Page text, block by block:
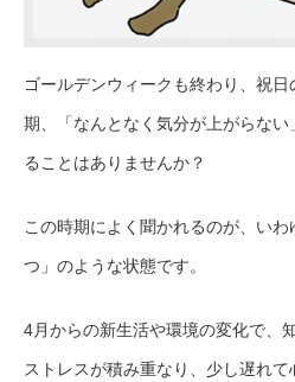
ゴールデンウィークも終わり、祝
期、「なんとなく気分が上がらな
ることはありませんか？
この時期によく聞かれるのが、い
つ」のような状態です。
4月からの新生活や環境の変化で、
ストレスが積み重なり、少し遅れ